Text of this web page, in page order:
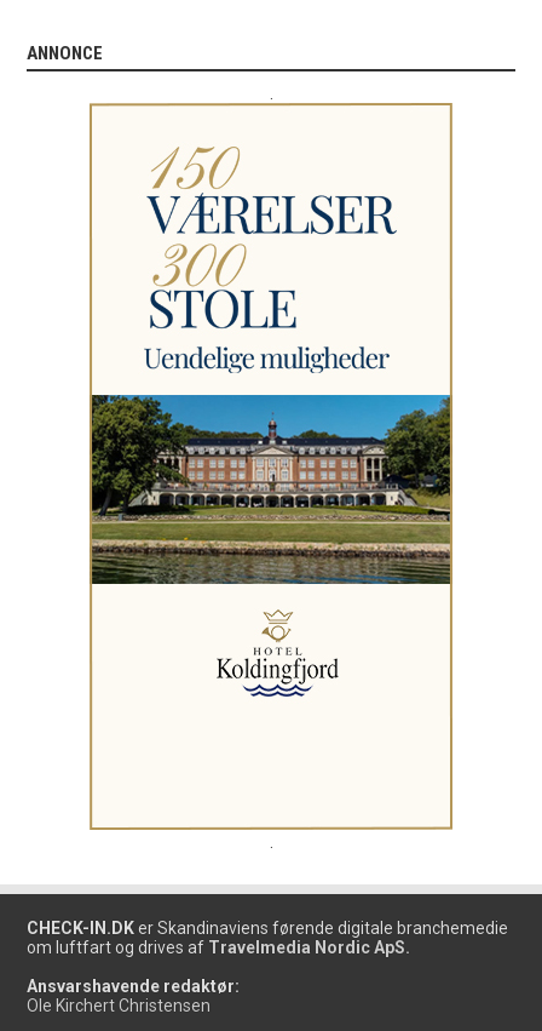
ANNONCE
CHECK-IN.DK er Skandinaviens førende digitale branchemedie
om luftfart og drives af Travelmedia Nordic ApS.
Ansvarshavende redaktør:
Ole Kirchert Christensen